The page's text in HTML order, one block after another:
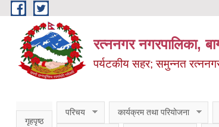
Skip to main content
रत्ननगर नगरपालिका,
पर्यटकीय सहर; समुन्नत
गृहपृष्ठ
परिचय कार्यक्रम तथा परियोजना